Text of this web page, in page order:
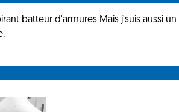
batteur d'armures Mais j'suis aussi un